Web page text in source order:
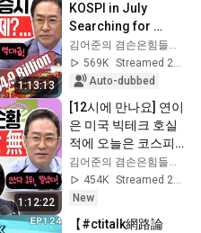
1:13:13
KOSPI in July
Searching for
Direction! Starting
Up Today... Is This
the First Ste...
김어준의 겸손은힘들다 뉴스공장
569K
Streamed 2w ago
Auto-dubbed
1:12:22
[12시에 만나요] 연이
은 미국 빅테크 호실
적에 오늘은 코스피
매수 사이드카! 코스
닥 800 안착 가능할
까?ㅣ2026년 8월 5
일 수요일
김어준의 겸손은힘들다 뉴스공장
454K
Streamed 2d ago
New
【#ctitalk網路論